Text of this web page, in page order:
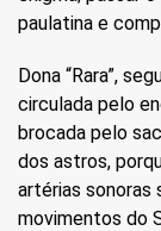
paulatina e
Dona “Rara”,
circulada pelo
brocada pelo
dos astros,
artérias sonoras
movimentos do